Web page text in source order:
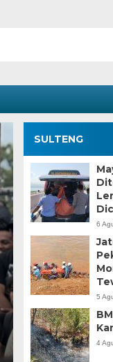
Minggu, 5 Jan
SULTENG
6
5
4